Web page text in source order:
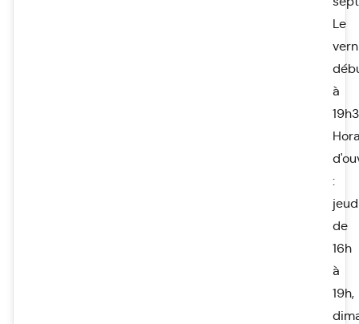
Le
à
:
de
16h
à
19h,